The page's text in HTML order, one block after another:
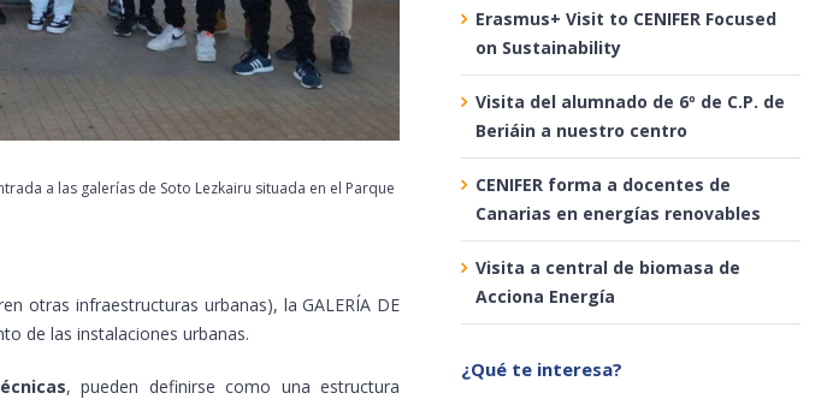
a las galerías de Soto Lezkairu situada en el Parque
otras infraestructuras urbanas), la GALERÍA DE
de las instalaciones urbanas.
, pueden definirse como una estructura
Erasmus+ Visit to CENIFER Focused
on Sustainability
Visita del alumnado de 6º de C.P. de
Beriáin a nuestro centro
CENIFER forma a docentes de
Canarias en energías renovables
Visita a central de biomasa de
Acciona Energía
¿Qué te interesa?